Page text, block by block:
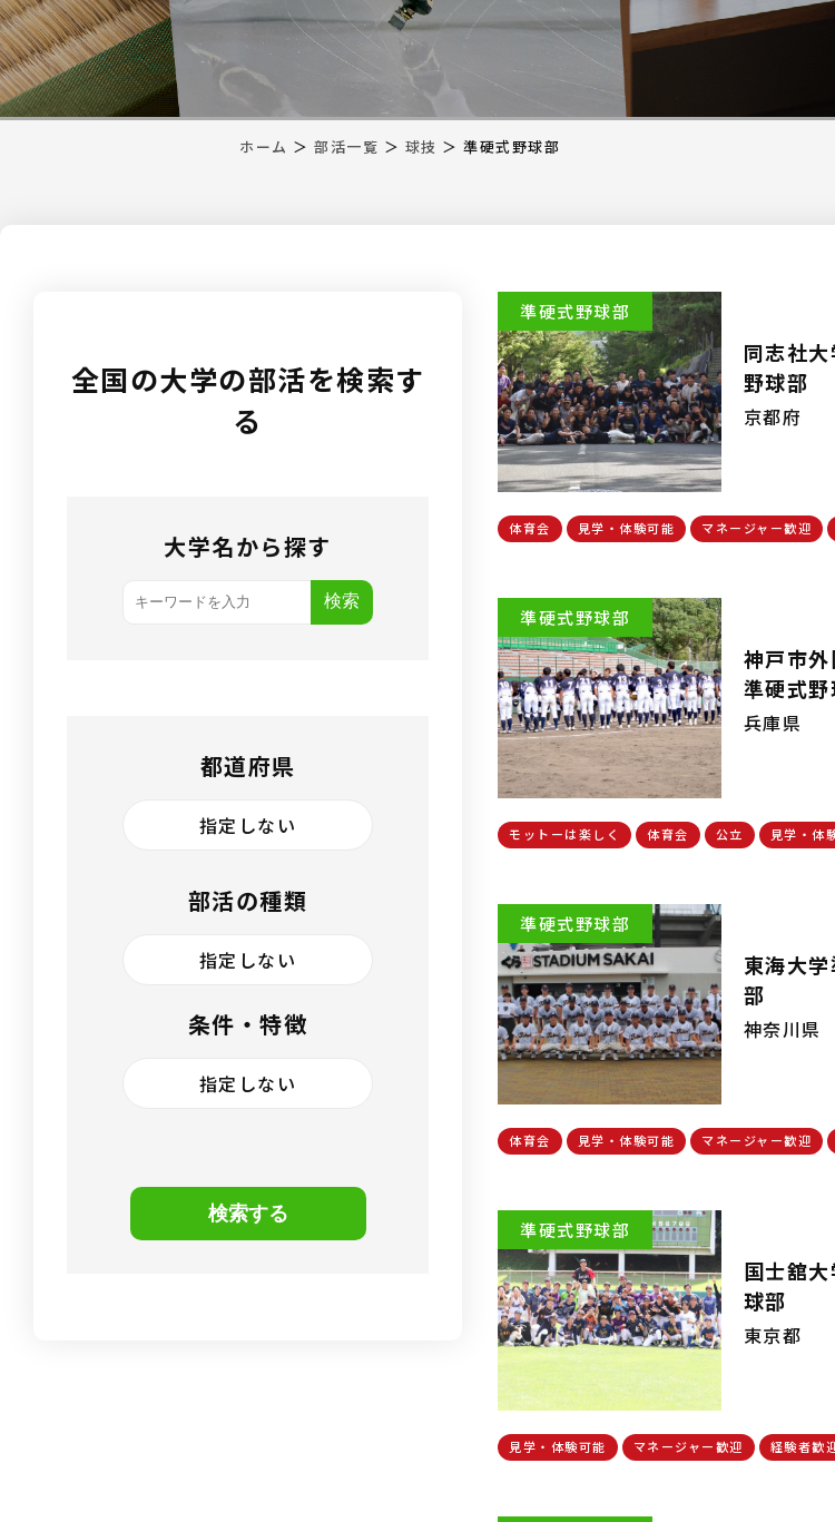
ホーム ＞部活一覧 ＞ 球技 ＞準硬式野球部
全国の大学の部活を検索す
る
大学名から探す
検索
都道府県
指定しない
部活の種類
指定しない
条件・特徴
指定しない
検索する
準硬式野球部
同志社
野球部
京都府
体育会 見学・体験可能 マネージャー歓迎
準硬式野球部
神戸市
準硬式野
兵庫県
モットーは楽しく 体育会 公立 見学・体
準硬式野球部
東海大
部
神奈川県
体育会 見学・体験可能 マネージャー歓迎
準硬式野球部
国士舘
球部
東京都
見学・体験可能 マネージャー歓迎 経験者歓